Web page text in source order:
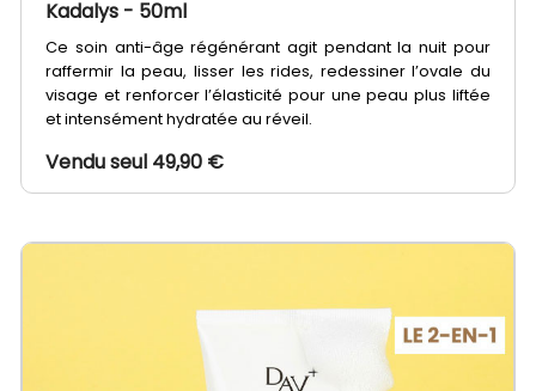
Kadalys - 50ml
Ce soin anti-âge régénérant agit pendant la nuit pour
raffermir la peau, lisser les rides, redessiner l’ovale du
visage et renforcer l’élasticité pour une peau plus liftée
et intensément hydratée au réveil.
Vendu seul 49,90 €